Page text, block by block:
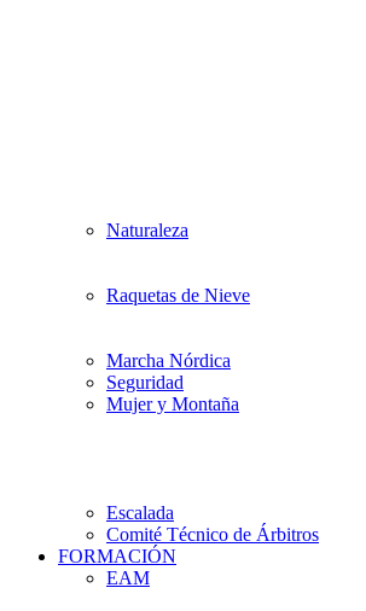
Naturaleza
Raquetas de Nieve
Marcha Nórdica
Seguridad
Mujer y Montaña
Escalada
Comité Técnico de Árbitros
FORMACIÓN
EAM